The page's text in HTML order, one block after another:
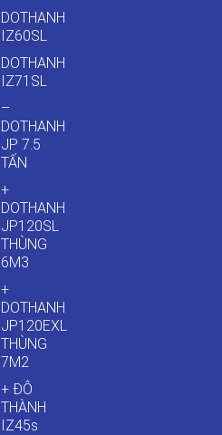
DOTHANH
IZ60SL
DOTHANH
IZ71SL
–
DOTHANH
JP 7.5
TẤN
+
DOTHANH
JP120SL
THÙNG
6M3
+
DOTHANH
JP120EXL
THÙNG
7M2
+ ĐÔ
THÀNH
IZ45s